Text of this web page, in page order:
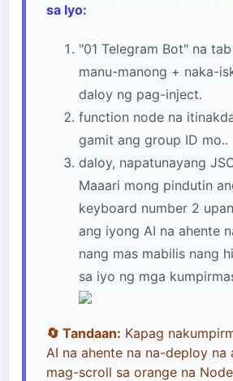
sa Iyo:
"01 Telegram Bot" na
manu-manong + naka-
daloy ng pag-inject.
function node na
gamit ang group ID mo..
daloy, napatunayang
Maaari mong pindutin
keyboard number 2
ang iyong AI na ahente
nang mas mabilis nang
sa iyo ng mga
🔄 Tandaan: Kapag
AI na ahente na na-deploy na
mag-scroll sa orange na